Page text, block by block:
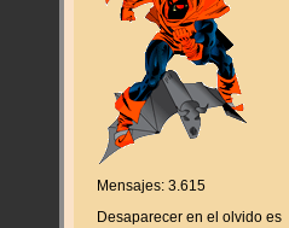
Mensajes: 3.615
Desaparecer en el olvido es